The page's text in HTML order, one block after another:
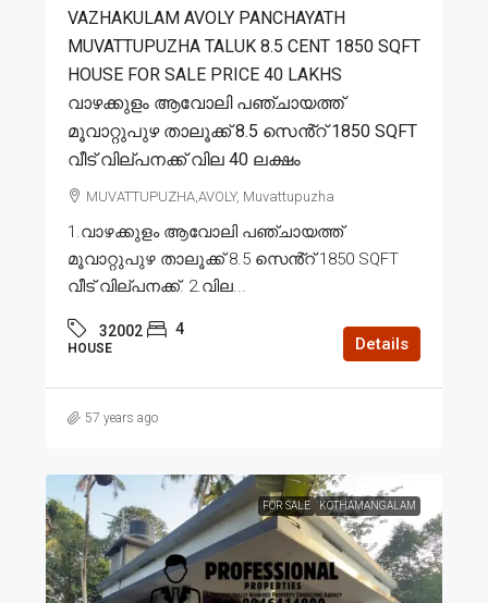
VAZHAKULAM AVOLY PANCHAYATH
MUVATTUPUZHA TALUK 8.5 CENT 1850 SQFT
HOUSE FOR SALE PRICE 40 LAKHS
വാഴക്കുളം ആവോലി പഞ്ചായത്ത്
മൂവാറ്റുപുഴ താലൂക്ക് 8.5 സെൻ്റ് 1850 SQFT
വീട് വില്പനക്ക് വില 40 ലക്ഷം
MUVATTUPUZHA,AVOLY, Muvattupuzha
1.വാഴക്കുളം ആവോലി പഞ്ചായത്ത്
മൂവാറ്റുപുഴ താലൂക്ക് 8.5 സെൻ്റ് 1850 SQFT
വീട് വില്പനക്ക്. 2.വില...
32002 4
HOUSE Details
57 years ago
FOR SALE KOTHAMANGALAM